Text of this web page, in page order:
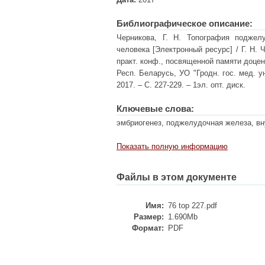
Библиографическое описание:
Черникова, Г. Н. Топография
человека [Электронный ресурс] / Г. Н.
практ. конф., посвященной памяти
Респ. Беларусь, УО "Гродн. гос. мед.
2017. – С. 227-229. – 1эл. опт. диск.
Ключевые слова:
эмбриогенез, поджелудочная железа,
Показать полную информацию
Файлы в этом документе
Имя: 76 top 227.pdf
Размер: 1.690Mb
Формат:
PDF